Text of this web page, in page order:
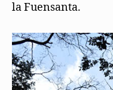
la Fuensanta.